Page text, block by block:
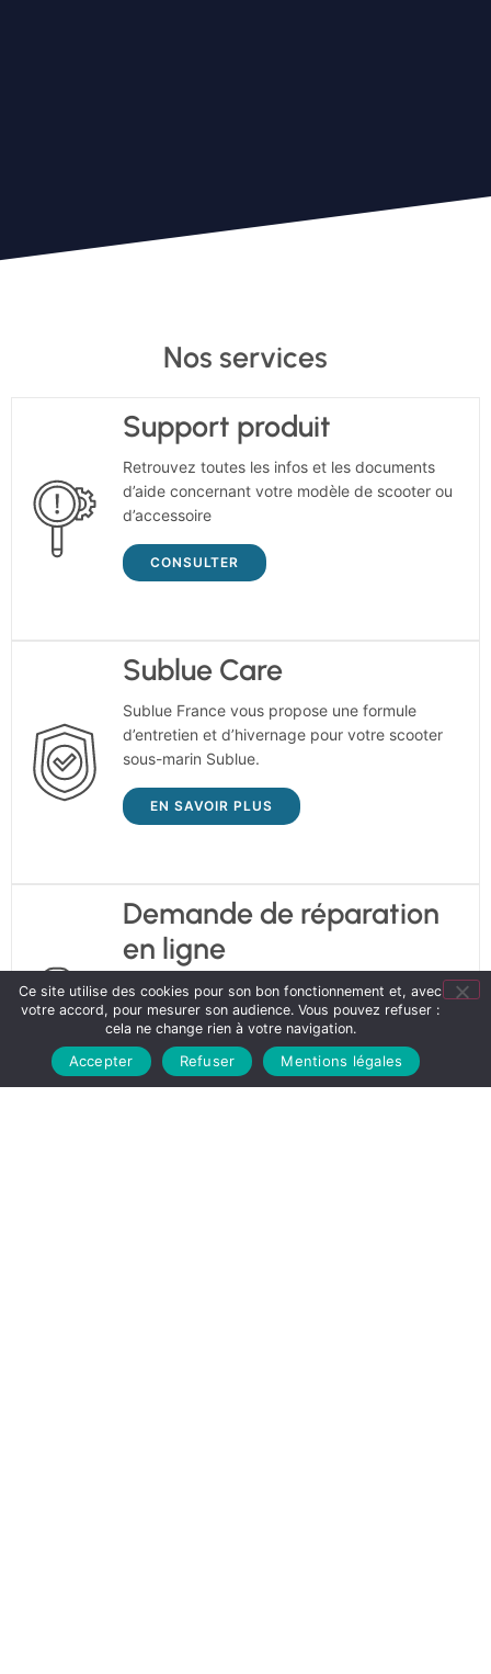
Nos services
Support produit
Retrouvez toutes les infos et les documents
d’aide concernant votre modèle de scooter ou
d’accessoire
CONSULTER
Sublue Care
Sublue France vous propose une formule
d’entretien et d’hivernage pour votre scooter
sous-marin Sublue.
EN SAVOIR PLUS
Demande de réparation
en ligne
Faites une demande de prise en charge auprès
de notreService Après Ventedirectement en
ligne
DEMANDE DE SAV
Ce site utilise des cookies pour son bon fonctionnement et, avec
votre accord, pour mesurer son audience. Vous pouvez refuser :
cela ne change rien à votre navigation.
Accepter Refuser Mentions légales